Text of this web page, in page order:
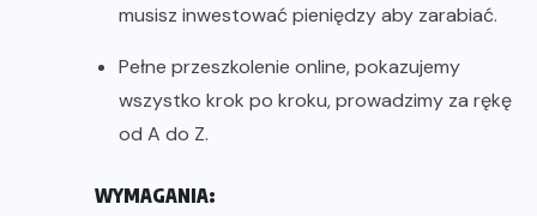
musisz inwestować pieniędzy aby zarabiać.
Pełne przeszkolenie online, pokazujemy
wszystko krok po kroku, prowadzimy za rękę
od A do Z.
WYMAGANIA: